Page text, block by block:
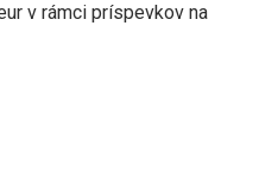
v rámci príspevkov na